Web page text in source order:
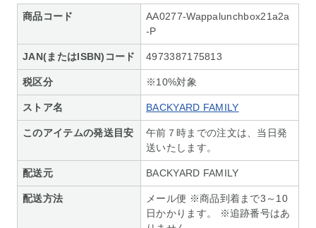
商品コード
AA0277-Wappalunchbox21a2a
-P
JAN(またはISBN)コード 4973387175813
税区分 ※10%対象
ストア名 BACKYARD FAMILY
このアイテムの発送目安
午前７時までの注文は、当日発
送いたします。
配送元 BACKYARD FAMILY
配送方法
メール便 ※商品到着まで3～10
日かかります。 ※追跡番号はあ